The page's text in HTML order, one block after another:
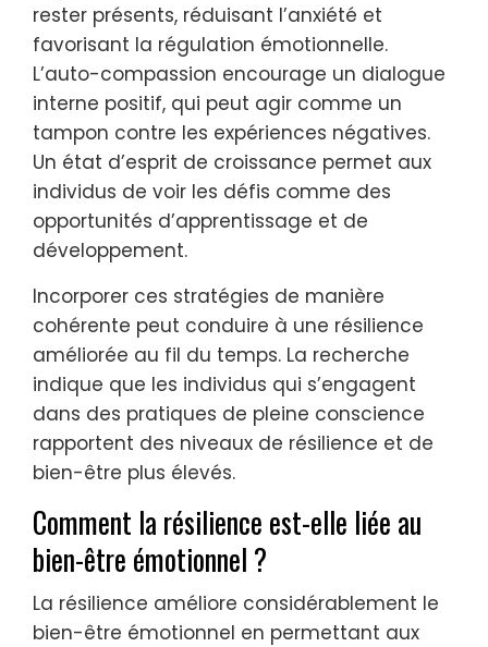
rester présents, réduisant l’anxiété et
favorisant la régulation émotionnelle.
L’auto-compassion encourage un dialogue
interne positif, qui peut agir comme un
tampon contre les expériences négatives.
Un état d’esprit de croissance permet aux
individus de voir les défis comme des
opportunités d’apprentissage et de
développement.
Incorporer ces stratégies de manière
cohérente peut conduire à une résilience
améliorée au fil du temps. La recherche
indique que les individus qui s’engagent
dans des pratiques de pleine conscience
rapportent des niveaux de résilience et de
bien-être plus élevés.
Comment la résilience est-elle liée au
bien-être émotionnel ?
La résilience améliore considérablement le
bien-être émotionnel en permettant aux